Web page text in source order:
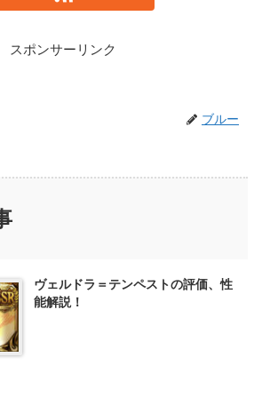
スポンサーリンク
ブルー
ヴェルドラ＝テンペストの評価、性
能解説！